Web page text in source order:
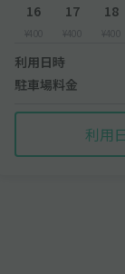
16
¥400
17
¥400
18
¥400
利用日時
駐車場料金
利用